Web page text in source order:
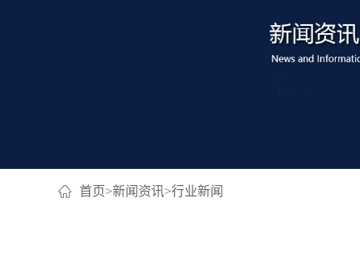
首页>新闻资讯>行业新闻